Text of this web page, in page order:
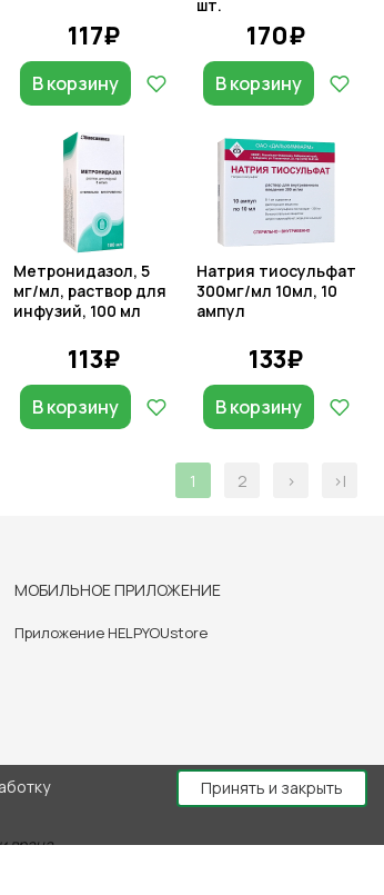
117₽
В корзину
шт.
170₽
В корзину
Метронидазол, 5
мг/мл, раствор для
инфузий, 100 мл
113₽
В корзину
Натрия тиосульфат
300мг/мл 10мл, 10
ампул
133₽
В корзину
1 2 > >|
Принять и закрыть
МОБИЛЬНОЕ ПРИЛОЖЕНИЕ
Приложение HELPYOUstore
врача.